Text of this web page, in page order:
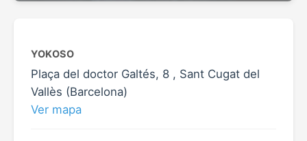
YOKOSO
Plaça del doctor Galtés, 8 , Sant Cugat del
Vallès (Barcelona)
Ver mapa